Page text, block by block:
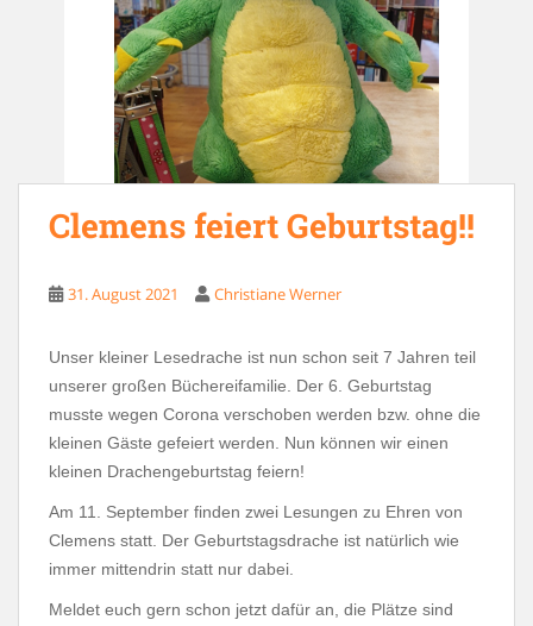
Clemens feiert Geburtstag!!
31. August 2021 Christiane Werner
Unser kleiner Lesedrache ist nun schon seit 7 Jahren teil
unserer großen Büchereifamilie. Der 6. Geburtstag
musste wegen Corona verschoben werden bzw. ohne die
kleinen Gäste gefeiert werden. Nun können wir einen
kleinen Drachengeburtstag feiern!
Am 11. September finden zwei Lesungen zu Ehren von
Clemens statt. Der Geburtstagsdrache ist natürlich wie
immer mittendrin statt nur dabei.
Meldet euch gern schon jetzt dafür an, die Plätze sind